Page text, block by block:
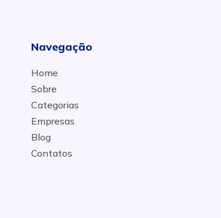
Navegação
Home
Sobre
Categorias
Empresas
Blog
Contatos